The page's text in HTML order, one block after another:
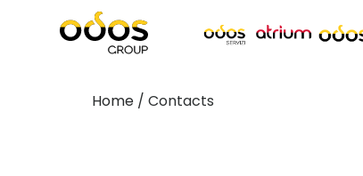
Home /Contacts